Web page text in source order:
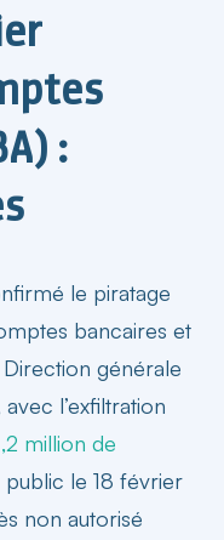
:
le piratage
bancaires et
générale
l’exfiltration
million de
public le 18 février
non autorisé